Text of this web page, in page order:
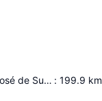
Aeropuerto Internacional Mariscal Antonio José de Sucre : 199.9 km